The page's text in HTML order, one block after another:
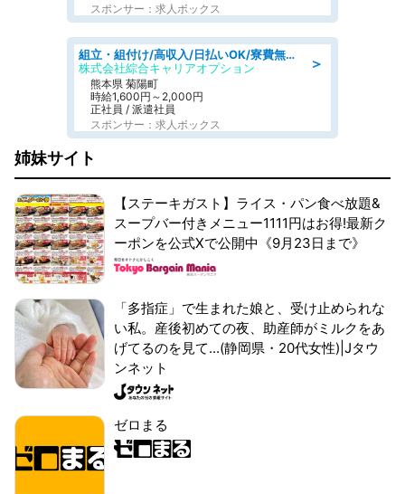
スポンサー：求人ボックス
＞
組立・組付け/高収入/日払いOK/寮費無料/交替制/20・30・40代活躍中
株式会社綜合キャリアオプション
熊本県 菊陽町
時給1,600円～2,000円
正社員 / 派遣社員
スポンサー：求人ボックス
姉妹サイト
【ステーキガスト】ライス・パン食べ放題&
スープバー付きメニュー1111円はお得!最新ク
ーポンを公式Xで公開中《9月23日まで》
「多指症」で生まれた娘と、受け止められな
い私。産後初めての夜、助産師がミルクをあ
げてるのを見て...(静岡県・20代女性)|Jタウ
ンネット
ゼロまる